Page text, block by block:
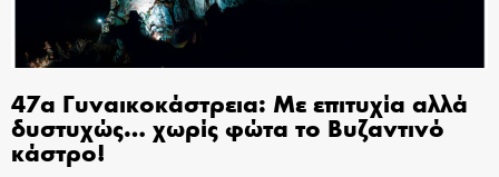
47α Γυναικοκάστρεια: Με επιτυχία αλλά
δυστυχώς… χωρίς φώτα το Βυζαντινό
κάστρο!